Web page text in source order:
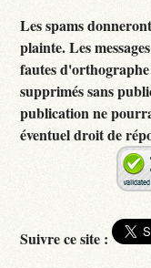
Les spams
plainte. Les
fautes
supprimés sans
publication ne
éventuel droit de
Suivre ce site :